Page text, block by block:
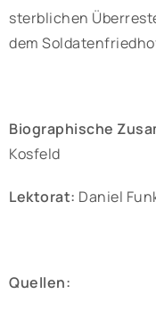
sterblichen
dem
Biographische
Kosfeld
Lektorat: Daniel
Quellen: